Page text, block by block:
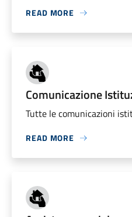
READ MORE
Comunicazione
Tutte le comunicazioni
READ MORE